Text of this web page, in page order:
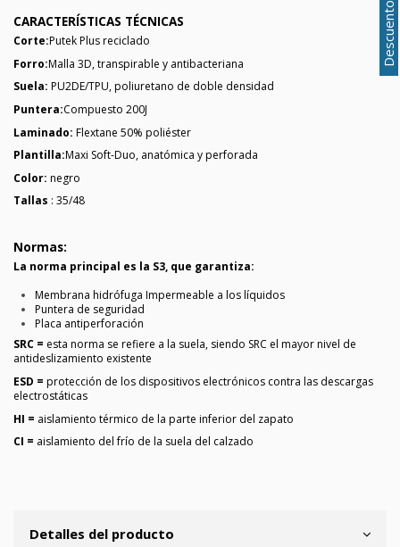
CARACTERÍSTICAS TÉCNICAS
Corte:Putek Plus reciclado
Forro:Malla 3D, transpirable y antibacteriana
Suela: PU2DE/TPU, poliuretano de doble densidad
Puntera:Compuesto 200J
Laminado: Flextane 50% poliéster
Plantilla:Maxi Soft-Duo, anatómica y perforada
Color: negro
Tallas : 35/48
Normas:
La norma principal es la S3, que garantiza:
Membrana hidrófuga Impermeable a los líquidos
Puntera de seguridad
Placa antiperforación
SRC = esta norma se refiere a la suela, siendo SRC el mayor nivel de
antideslizamiento existente
ESD = protección de los dispositivos electrónicos contra las descargas
electrostáticas
HI = aislamiento térmico de la parte inferior del zapato
CI = aislamiento del frío de la suela del calzado
Detalles del producto